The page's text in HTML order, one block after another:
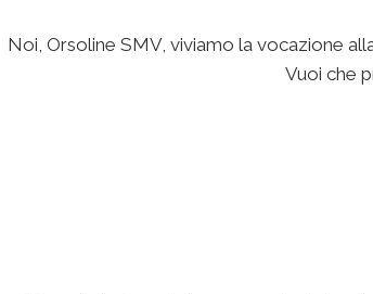
Noi, Orsoline SMV, viviamo la vocazione
Vuoi che